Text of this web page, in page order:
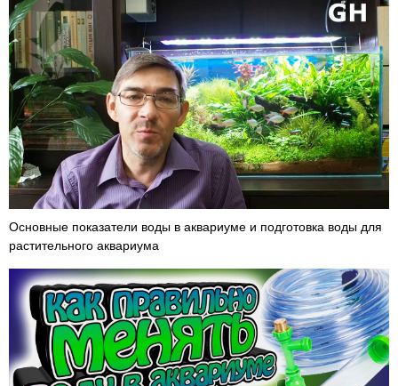
Основные показатели воды в аквариуме и подготовка воды для
растительного аквариума